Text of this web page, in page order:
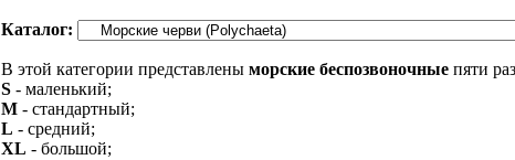
Каталог:
В этой категории представлены морские беспозвоночные пяти
S - маленький;
M - стандартный;
L - средний;
XL - большой;